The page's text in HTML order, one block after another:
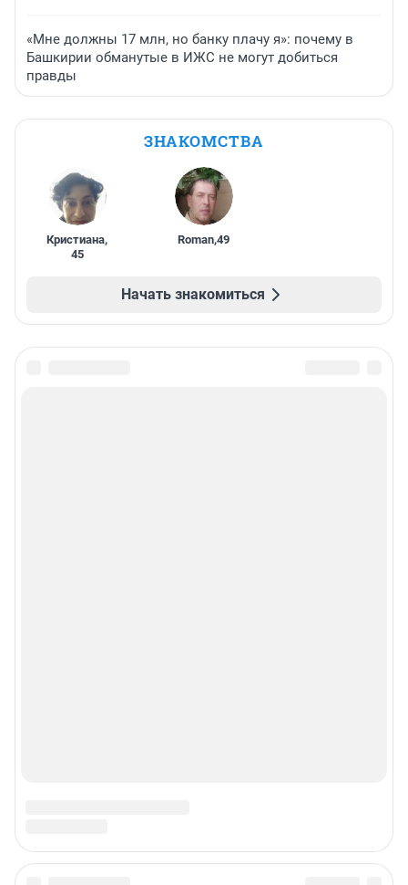
«Мне должны 17 млн, но банку плачу я»: почему в
Башкирии обманутые в ИЖС не могут добиться
правды
ЗНАКОМСТВА
Кристиана,
45
Roman,49
Начать знакомиться